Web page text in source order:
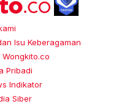
Isu Keberagaman
Pribadi
Indikator
Siber